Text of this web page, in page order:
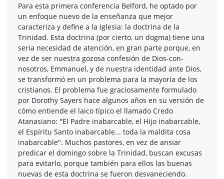
Para esta primera conferencia Belford, he optado por
un enfoque nuevo de la enseñanza que mejor
caracteriza y define a la Iglesia: la doctrina de la
Trinidad. Esta doctrina (por cierto, un dogma) tiene una
seria necesidad de atención, en gran parte porque, en
vez de ser nuestra gozosa confesión de Dios-con-
nosotros, Emmanuel, y de nuestra identidad ante Dios,
se transformó en un problema para la mayoría de los
cristianos. El problema fue graciosamente formulado
por Dorothy Sayers hace algunos años en su versión de
cómo entiende el laico típico el llamado Credo
Atanasiano: "El Padre inabarcable, el Hijo inabarcable,
el Espíritu Santo inabarcable... toda la maldita cosa
inabarcable". Muchos pastores, en vez de ansiar
predicar el domingo sobre la Trinidad, buscan excusas
para evitarlo, porque también para ellos las buenas
nuevas de esta doctrina se fueron desvaneciendo.